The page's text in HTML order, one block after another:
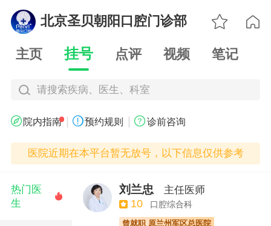
北京圣贝朝阳口腔门诊部  
主页 挂号 点评 视频 笔记
请搜索疾病、医生、科室
 院内指南 预约规则 诊前咨询
医院近期在本平台暂无放号，以下信息仅供参考
热门医
生

刘兰忠 主任医师
10 口腔综合科
曾就职 原兰州军区总医院